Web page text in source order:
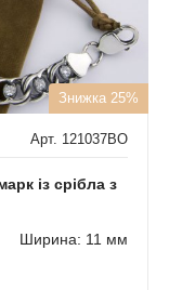
Знижка 25%
Арт. 121037BO
із срібла з
Ширина: 11 мм